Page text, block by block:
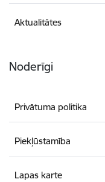
Aktualitātes
Noderīgi
Privātuma politika
Piekļūstamība
Lapas karte